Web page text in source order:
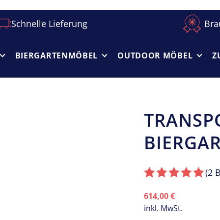
Schnelle Lieferung
BIERGARTEN­MÖBEL OUTDOOR MÖBEL
(2
614,00€
inkl. MwSt.